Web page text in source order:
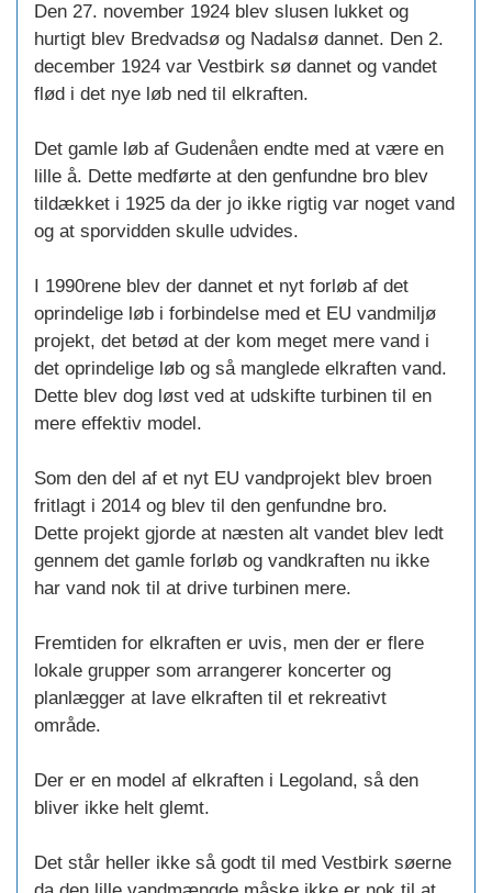
Den 27. november 1924 blev slusen lukket og
hurtigt blev Bredvadsø og Nadalsø dannet. Den 2.
december 1924 var Vestbirk sø dannet og vandet
flød i det nye løb ned til elkraften.
Det gamle løb af Gudenåen endte med at være en
lille å. Dette medførte at den genfundne bro blev
tildækket i 1925 da der jo ikke rigtig var noget vand
og at sporvidden skulle udvides.
I 1990rene blev der dannet et nyt forløb af det
oprindelige løb i forbindelse med et EU vandmiljø
projekt, det betød at der kom meget mere vand i
det oprindelige løb og så manglede elkraften vand.
Dette blev dog løst ved at udskifte turbinen til en
mere effektiv model.
Som den del af et nyt EU vandprojekt blev broen
fritlagt i 2014 og blev til den genfundne bro.
Dette projekt gjorde at næsten alt vandet blev ledt
gennem det gamle forløb og vandkraften nu ikke
har vand nok til at drive turbinen mere.
Fremtiden for elkraften er uvis, men der er flere
lokale grupper som arrangerer koncerter og
planlægger at lave elkraften til et rekreativt
område.
Der er en model af elkraften i Legoland, så den
bliver ikke helt glemt.
Det står heller ikke så godt til med Vestbirk søerne